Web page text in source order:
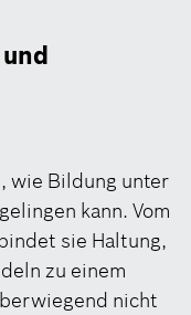
wie Bildung unter
kann. Vom
sie Haltung,
zu einem
nicht